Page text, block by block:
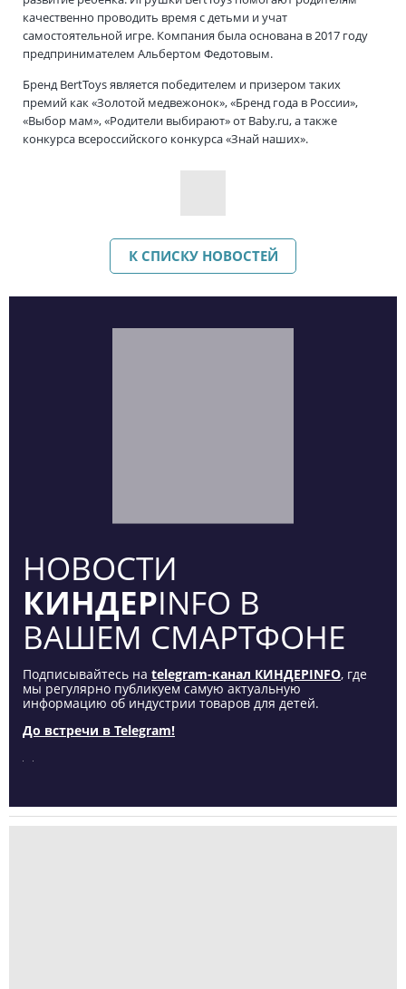
качественно проводить время с детьми и учат
самостоятельной игре. Компания была основана в 2017 году
предпринимателем Альбертом Федотовым.
Бренд BertToys является победителем и призером таких
премий как «Золотой медвежонок», «Бренд года в России»,
«Выбор мам», «Родители выбирают» от Baby.ru, а также
конкурса всероссийского конкурса «Знай наших».
К СПИСКУ НОВОСТЕЙ
НОВОСТИ
КИНДЕРINFO В
ВАШЕМ СМАРТФОНЕ
Подписывайтесь на telegram-канал КИНДЕРINFO, где
мы регулярно публикуем самую актуальную
информацию об индустрии товаров для детей.
До встречи в Telegram!